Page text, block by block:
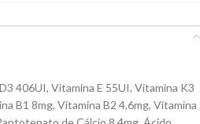
406UI, Vitamina E 55UI, Vitamina K3
B1 8mg, Vitamina B2 4,6mg, Vitamina